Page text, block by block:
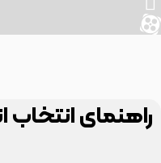
راهنمای انتخاب